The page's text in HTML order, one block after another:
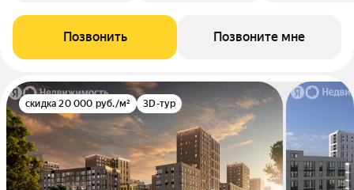
Позвонить Позвоните мне
скидка 20 000 руб./м² 3D-тур